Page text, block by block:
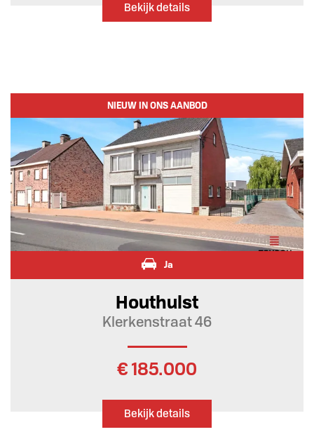
Bekijk details
NIEUW IN ONS AANBOD
Ja
Houthulst
Klerkenstraat 46
€ 185.000
Bekijk details